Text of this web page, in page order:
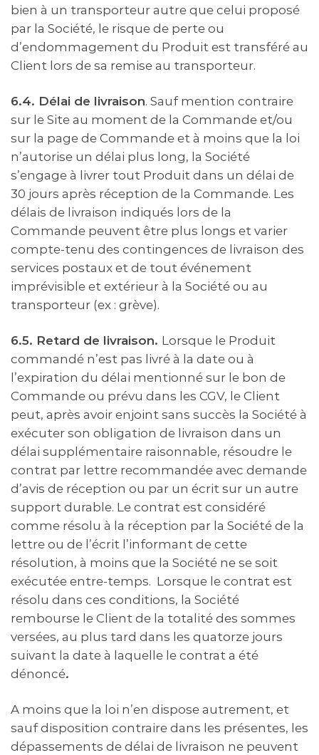
bien à un transporteur autre que celui proposé
par la Société, le risque de perte ou
d’endommagement du Produit est transféré au
Client lors de sa remise au transporteur.
6.4. Délai de livraison. Sauf mention contraire
sur le Site au moment de la Commande et/ou
sur la page de Commande et à moins que la loi
n’autorise un délai plus long, la Société
s’engage à livrer tout Produit dans un délai de
30 jours après réception de la Commande. Les
délais de livraison indiqués lors de la
Commande peuvent être plus longs et varier
compte-tenu des contingences de livraison des
services postaux et de tout événement
imprévisible et extérieur à la Société ou au
transporteur (ex : grève).
6.5. Retard de livraison. Lorsque le Produit
commandé n’est pas livré à la date ou à
l’expiration du délai mentionné sur le bon de
Commande ou prévu dans les CGV, le Client
peut, après avoir enjoint sans succès la Société à
exécuter son obligation de livraison dans un
délai supplémentaire raisonnable, résoudre le
contrat par lettre recommandée avec demande
d’avis de réception ou par un écrit sur un autre
support durable. Le contrat est considéré
comme résolu à la réception par la Société de la
lettre ou de l’écrit l’informant de cette
résolution, à moins que la Société ne se soit
exécutée entre-temps. Lorsque le contrat est
résolu dans ces conditions, la Société
rembourse le Client de la totalité des sommes
versées, au plus tard dans les quatorze jours
suivant la date à laquelle le contrat a été
dénoncé.
A moins que la loi n’en dispose autrement, et
sauf disposition contraire dans les présentes, les
dépassements de délai de livraison ne peuvent